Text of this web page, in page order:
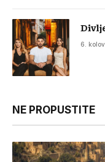
6.
NE PROPUSTITE